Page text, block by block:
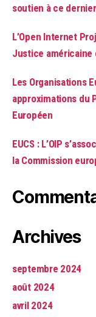
soutien à ce dernier
L’Open Internet
Justice américaine
Les Organisations
approximations du
Européen
EUCS : L’OIP
la Commission
Archives
septembre 2024
août 2024
avril 2024